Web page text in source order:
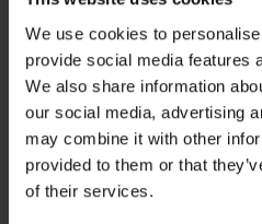
We use cookies to
provide social media features
We also share information
our social media, advertising
may combine it with other
provided to them or that
of their services.
2PACK Grudnjak Flexi Zoe
nepodstavljeni bešavni
34,99 €